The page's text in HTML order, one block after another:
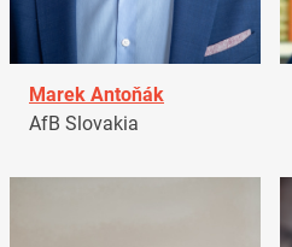
Marek Antoňák
AfB Slovakia